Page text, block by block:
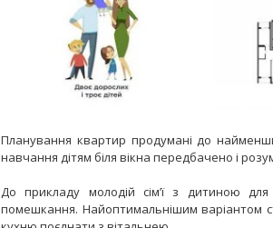
Планування квартир продумані до
навчання дітям біля вікна передбачено і
До прикладу молодій сім’ї з дитиною
помешкання. Найоптимальнішим варіантом